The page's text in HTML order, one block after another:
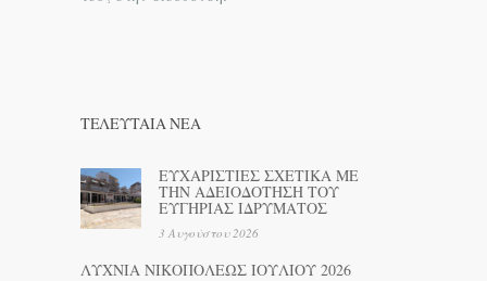
ΤΕΛΕΥΤΑΊΑ ΝΕΑ
ΕΥΧΑΡΙΣΤΙΕΣ ΣΧΕΤΙΚΑ ΜΕ
ΤΗΝ ΑΔΕΙΟΔΟΤΗΣΗ ΤΟΥ
ΕΥΓΗΡΙΑΣ ΙΔΡΥΜΑΤΟΣ
3 Αυγούστου 2026
ΛΥΧΝΙΑ ΝΙΚΟΠΟΛΕΩΣ ΙΟΥΛΙΟΥ 2026